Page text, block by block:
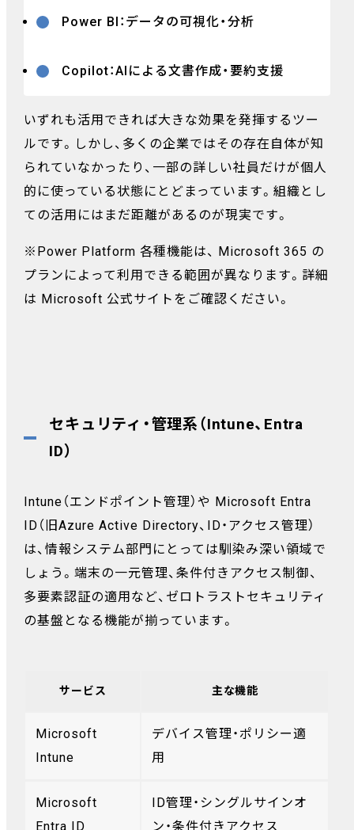
Power BI：データの可視化・分析
Copilot：AIによる文書作成・要約支援
いずれも活用できれば大きな効果を発揮するツー
ルです。しかし、多くの企業ではその存在自体が知
られていなかったり、一部の詳しい社員だけが個人
的に使っている状態にとどまっています。組織とし
ての活用にはまだ距離があるのが現実です。
※Power Platform 各種機能は、 Microsoft 365 の
プランによって利用できる範囲が異なります。詳細
は Microsoft 公式サイトをご確認ください。
セキュリティ・管理系（Intune、Entra
ID）
Intune（エンドポイント管理）や Microsoft Entra
ID（旧Azure Active Directory、ID・アクセス管理）
は、情報システム部門にとっては馴染み深い領域で
しょう。端末の一元管理、条件付きアクセス制御、
多要素認証の適用など、ゼロトラストセキュリティ
の基盤となる機能が揃っています。
サービス 主な機能
Microsoft
Intune
デバイス管理・ポリシー適
用
Microsoft
Entra ID
ID管理・シングルサインオ
ン・条件付きアクセス